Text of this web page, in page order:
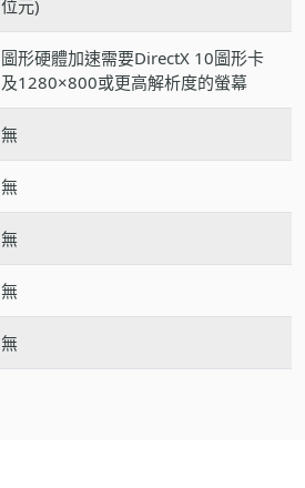
位元)
圖形硬體加速需要DirectX 10圖形卡
及1280×800或更高解析度的螢幕
無
無
無
無
無